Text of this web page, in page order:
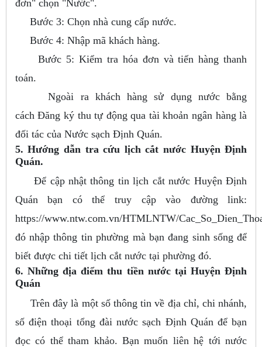
đơn" chọn "Nước".
Bước 3: Chọn nhà cung cấp nước.
Bước 4: Nhập mã khách hàng.
Bước 5: Kiểm tra hóa đơn và tiến hàng thanh
toán.
Ngoài ra khách hàng sử dụng nước bằng
cách Đăng ký thu tự động qua tài khoản ngân hàng là
đối tác của Nước sạch Định Quán.
5. Hướng dẫn tra cứu lịch cắt nước Huyện Định
Quán.
Để cập nhật thông tin lịch cắt nước Huyện Định
Quán bạn có thể truy cập vào đường link:
https://www.ntw.com.vn/HTMLNTW/
đó nhập thông tin phường mà bạn đang sinh sống để
biết được chi tiết lịch cắt nước tại phường đó.
6. Những địa điểm thu tiền nước tại Huyện Định
Quán
Trên đây là một số thông tin về địa chỉ, chi nhánh,
số điện thoại tổng đài nước sạch Định Quán để bạn
đọc có thể tham khảo. Bạn muốn liên hệ tới nước